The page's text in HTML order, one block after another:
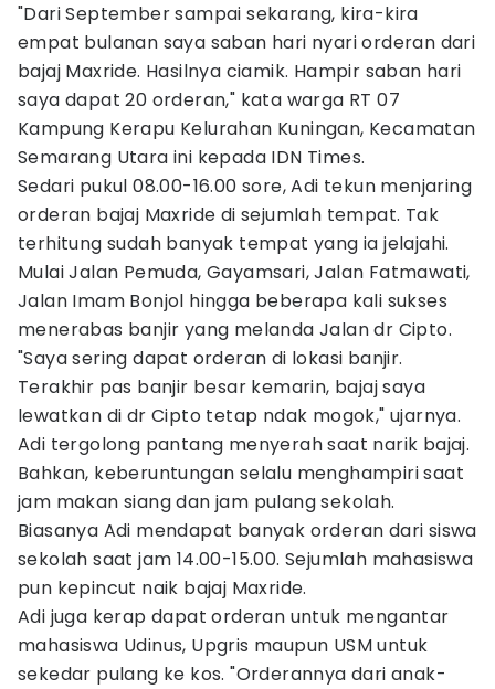
"Dari September sampai sekarang, kira-kira
empat bulanan saya saban hari nyari orderan dari
bajaj Maxride. Hasilnya ciamik. Hampir saban hari
saya dapat 20 orderan," kata warga RT 07
Kampung Kerapu Kelurahan Kuningan, Kecamatan
Semarang Utara ini kepada IDN Times.
Sedari pukul 08.00-16.00 sore, Adi tekun menjaring
orderan bajaj Maxride di sejumlah tempat. Tak
terhitung sudah banyak tempat yang ia jelajahi.
Mulai Jalan Pemuda, Gayamsari, Jalan Fatmawati,
Jalan Imam Bonjol hingga beberapa kali sukses
menerabas banjir yang melanda Jalan dr Cipto.
"Saya sering dapat orderan di lokasi banjir.
Terakhir pas banjir besar kemarin, bajaj saya
lewatkan di dr Cipto tetap ndak mogok," ujarnya.
Adi tergolong pantang menyerah saat narik bajaj.
Bahkan, keberuntungan selalu menghampiri saat
jam makan siang dan jam pulang sekolah.
Biasanya Adi mendapat banyak orderan dari siswa
sekolah saat jam 14.00-15.00. Sejumlah mahasiswa
pun kepincut naik bajaj Maxride.
Adi juga kerap dapat orderan untuk mengantar
mahasiswa Udinus, Upgris maupun USM untuk
sekedar pulang ke kos. "Orderannya dari anak-